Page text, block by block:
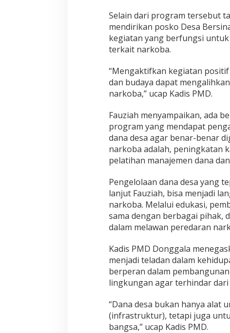
Selain dari program tersebut
mendirikan posko Desa
kegiatan yang berfungsi
terkait narkoba.
“Mengaktifkan kegiatan
dan budaya dapat
narkoba,” ucap Kadis PMD.
Fauziah menyampaikan, ada
program yang mendapat
dana desa agar benar-benar
narkoba adalah, peningkatan
pelatihan manajemen dana
Pengelolaan dana desa yang
lanjut Fauziah, bisa menjadi
narkoba. Melalui edukasi,
sama dengan berbagai pihak,
dalam melawan peredaran
Kadis PMD Donggala
menjadi teladan dalam
berperan dalam
lingkungan agar terhindar
“Dana desa bukan hanya alat
(infrastruktur), tetapi juga
bangsa,” ucap Kadis PMD.